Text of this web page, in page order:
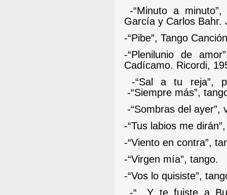
-“Minuto a
García y Carlos Bahr.
-“Pibe”, Tango
-“Plenilunio de
Cadícamo. Ricordi,
-“Sal a tu reja”,
-“Siempre más”,
-“Sombras del ayer”,
-“Tus labios me
-“Viento en contra”,
-“Virgen mía”, tango.
-“Vos lo quisiste”,
-“…Y te fuiste a